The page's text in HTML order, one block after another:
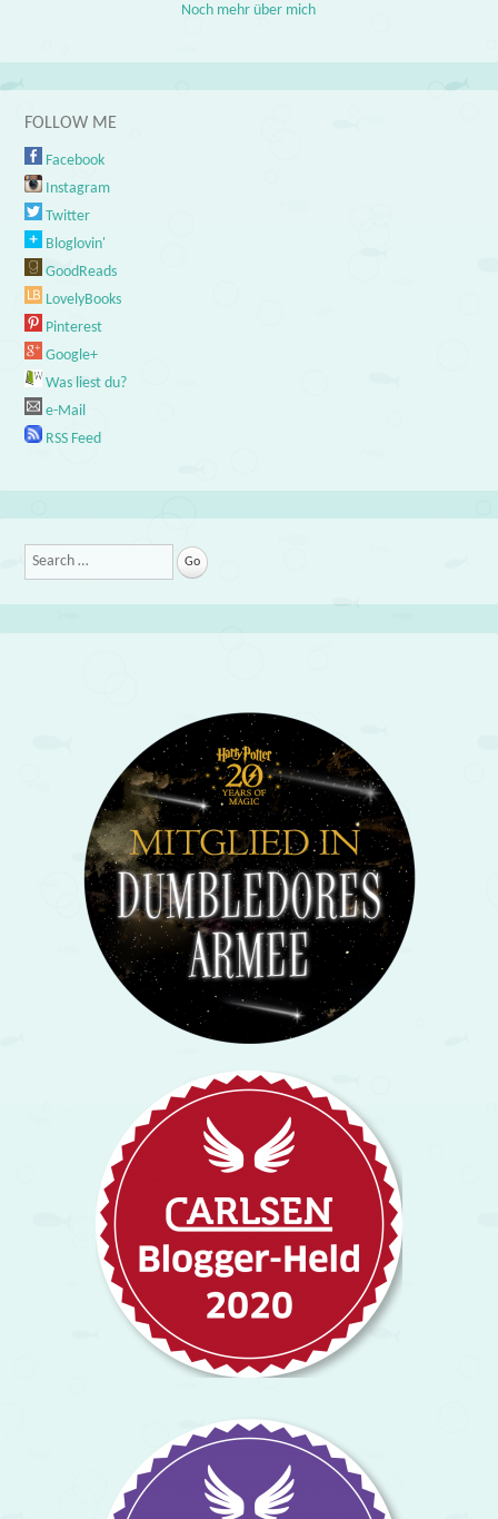
Noch mehr über mich
FOLLOW ME
Facebook
Instagram
Twitter
Bloglovin'
GoodReads
LovelyBooks
Pinterest
Google+
Was liest du?
e-Mail
RSS Feed
Search